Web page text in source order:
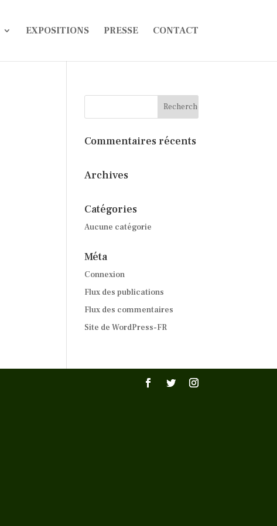
EXPOSITIONS PRESSE CONTACT
Commentaires récents
Archives
Catégories
Aucune catégorie
Méta
Connexion
Flux des publications
Flux des commentaires
Site de WordPress-FR